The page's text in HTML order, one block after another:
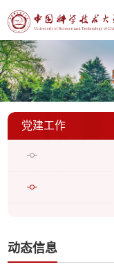
党建工作
动态信息